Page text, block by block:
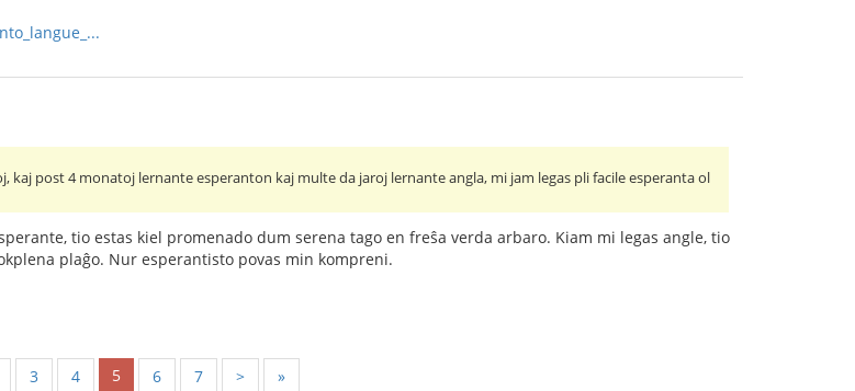
kaj post 4 monatoj lernante esperanton kaj multe da jaroj lernante angla, mi jam legas pli facile esperanta ol
tio estas kiel promenado dum serena tago en freŝa verda arbaro. Kiam mi legas angle, tio
plaĝo. Nur esperantisto povas min kompreni.
3 4 5 6 7 > »